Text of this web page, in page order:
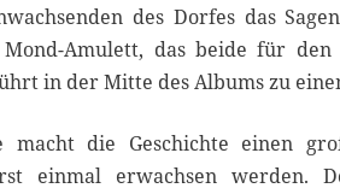
des Dorfes das
Mond-Amulett, das beide für
in der Mitte des Albums zu
macht die Geschichte einen
einmal erwachsen werden.